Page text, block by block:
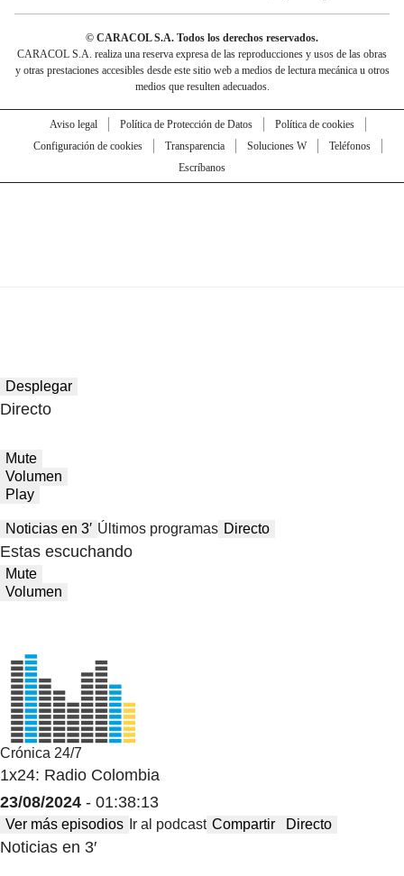
© CARACOL S.A. Todos los derechos reservados.
CARACOL S.A. realiza una reserva expresa de las reproducciones y usos de las obras
y otras prestaciones accesibles desde este sitio web a medios de lectura mecánica u otros
medios que resulten adecuados.
Aviso legal Política de Protección de Datos
Política de cookies
Configuración de cookies
Transparencia Soluciones W
Teléfonos
Escríbanos
Desplegar
Directo
Mute
Volumen
Play
Noticias en 3′ Últimos programas Directo
Estas escuchando
Mute
Volumen
Crónica 24/7
1x24: Radio Colombia
23/08/2024 - 01:38:13
Ver más episodios Ir al podcast Compartir Directo
Noticias en 3′